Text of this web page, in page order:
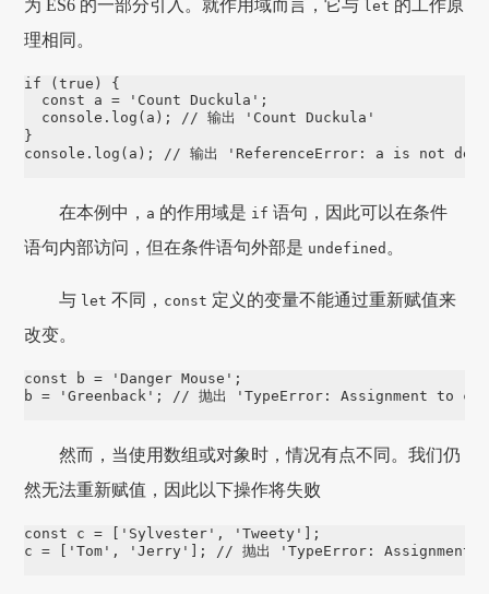
为 ES6 的一部分引入。就作用域而言，它与 let 的工作原
理相同。
if (true ) {
const
a = ' Count Duckula ' ;
console . log (a);
// 输出 'Count Duckula'
console . log (a); // 输出 'ReferenceError: a is not
在本例中， a 的作用域是 if 语句，因此可以在条件
语句内部访问，但在条件语句外部是 undefined 。
与 let 不同， const 定义的变量不能通过重新赋值来
改变。
const b = 'Danger Mouse ' ;
b = 'Greenback ' ; // 抛出 'TypeError: Assignment to
然而，当使用数组或对象时，情况有点不同。我们仍
然无法重新赋值，因此以下操作将失败
const c = ' Sylvester ' , 'Tweety '
];
c = 'Tom ' , 'Jerry ' ]; // 抛出 'TypeError: